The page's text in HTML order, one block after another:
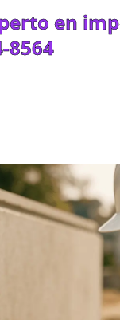
en
8564